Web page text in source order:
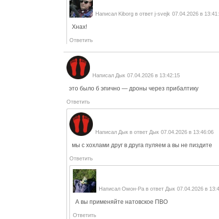
Написал Kiborg в ответj-svejk 07.04.2026 в
Хнах!
Ответить
Написал Дык 07.04.2026 в 13:42:15
это было б эпично — дроны через прибалтику
Ответить
Написал Дык в ответ Дык 07.04.2026 в 13:46:06
мы с хохлами друг в друга пуляем а вы не пиздите
Ответить
Написал Омон-Рав ответ Дык 07.04.2026 в
А вы применяйте натовское ПВО
Ответить